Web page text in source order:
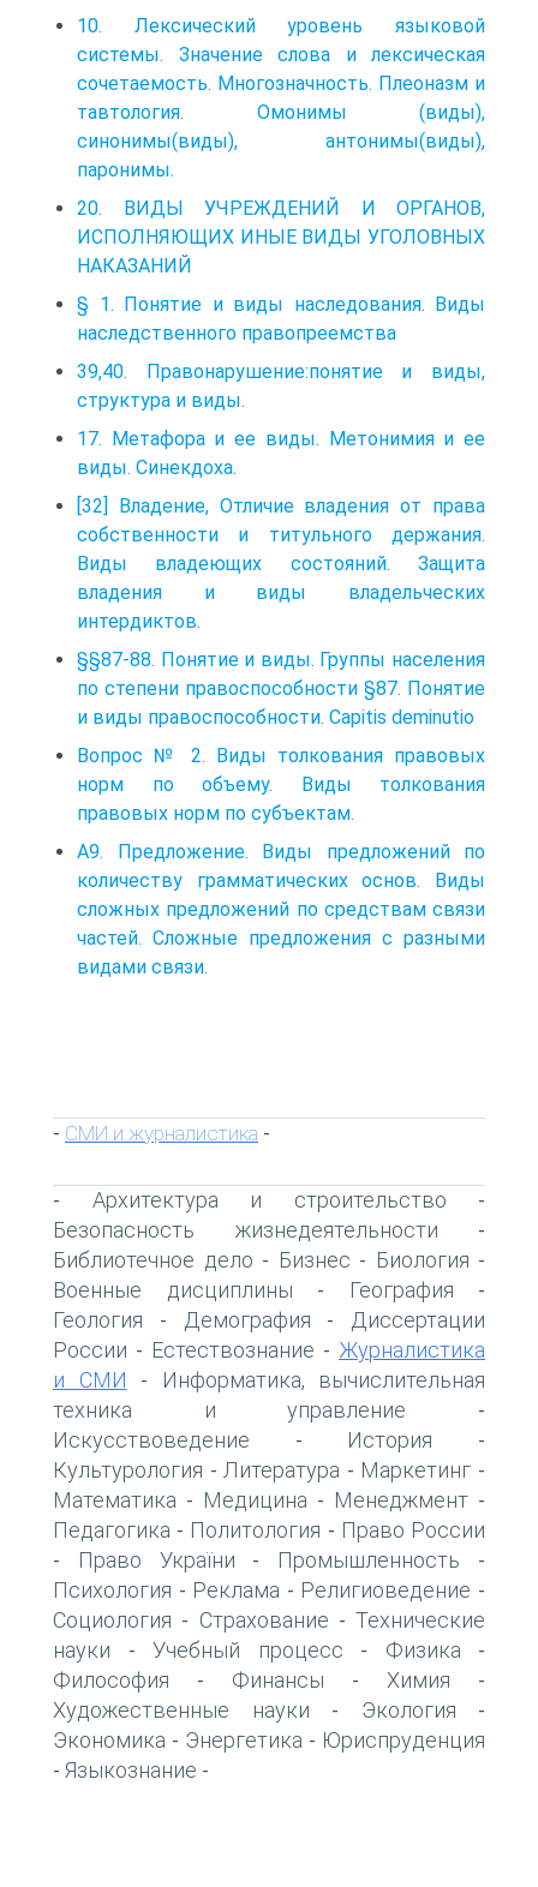
10. Лексический уровень языковой
системы. Значение слова и лексическая
сочетаемость. Многозначность. Плеоназм и
тавтология. Омонимы (виды),
синонимы(виды), антонимы(виды),
паронимы.
20. ВИДЫ УЧРЕЖДЕНИЙ И ОРГАНОВ,
ИСПОЛНЯЮЩИХ ИНЫЕ ВИДЫ УГОЛОВНЫХ
НАКАЗАНИЙ
§ 1. Понятие и виды наследования. Виды
наследственного правопреемства
39,40. Правонарушение:понятие и виды,
структура и виды.
17. Метафора и ее виды. Метонимия и ее
виды. Синекдоха.
[32] Владение, Отличие владения от права
собственности и титульного держания.
Виды владеющих состояний. Защита
владения и виды владельческих
интердиктов.
§§87-88. Понятие и виды. Группы населения
по степени правоспособности §87. Понятие
и виды правоспособности. Capitis deminutio
Вопрос № 2. Виды толкования правовых
норм по объему. Виды толкования
правовых норм по субъектам.
А9. Предложение. Виды предложений по
количеству грамматических основ. Виды
сложных предложений по средствам связи
частей. Сложные предложения с разными
видами связи.
- СМИ и журналистика -
- Архитектура и строительство -
Безопасность жизнедеятельности -
Библиотечное дело - Бизнес - Биология -
Военные дисциплины - География -
Геология - Демография -
Диссертации
России - Естествознание - Журналистика
и СМИ -
Информатика, вычислительная
техника и управление -
Искусствоведение - История -
Культурология - Литература - Маркетинг -
Математика - Медицина - Менеджмент -
Педагогика - Политология - Право России
- Право України - Промышленность -
Психология - Реклама - Религиоведение -
Социология - Страхование - Технические
науки - Учебный процесс - Физика -
Философия - Финансы - Химия -
Художественные науки - Экология -
Экономика - Энергетика - Юриспруденция
- Языкознание -